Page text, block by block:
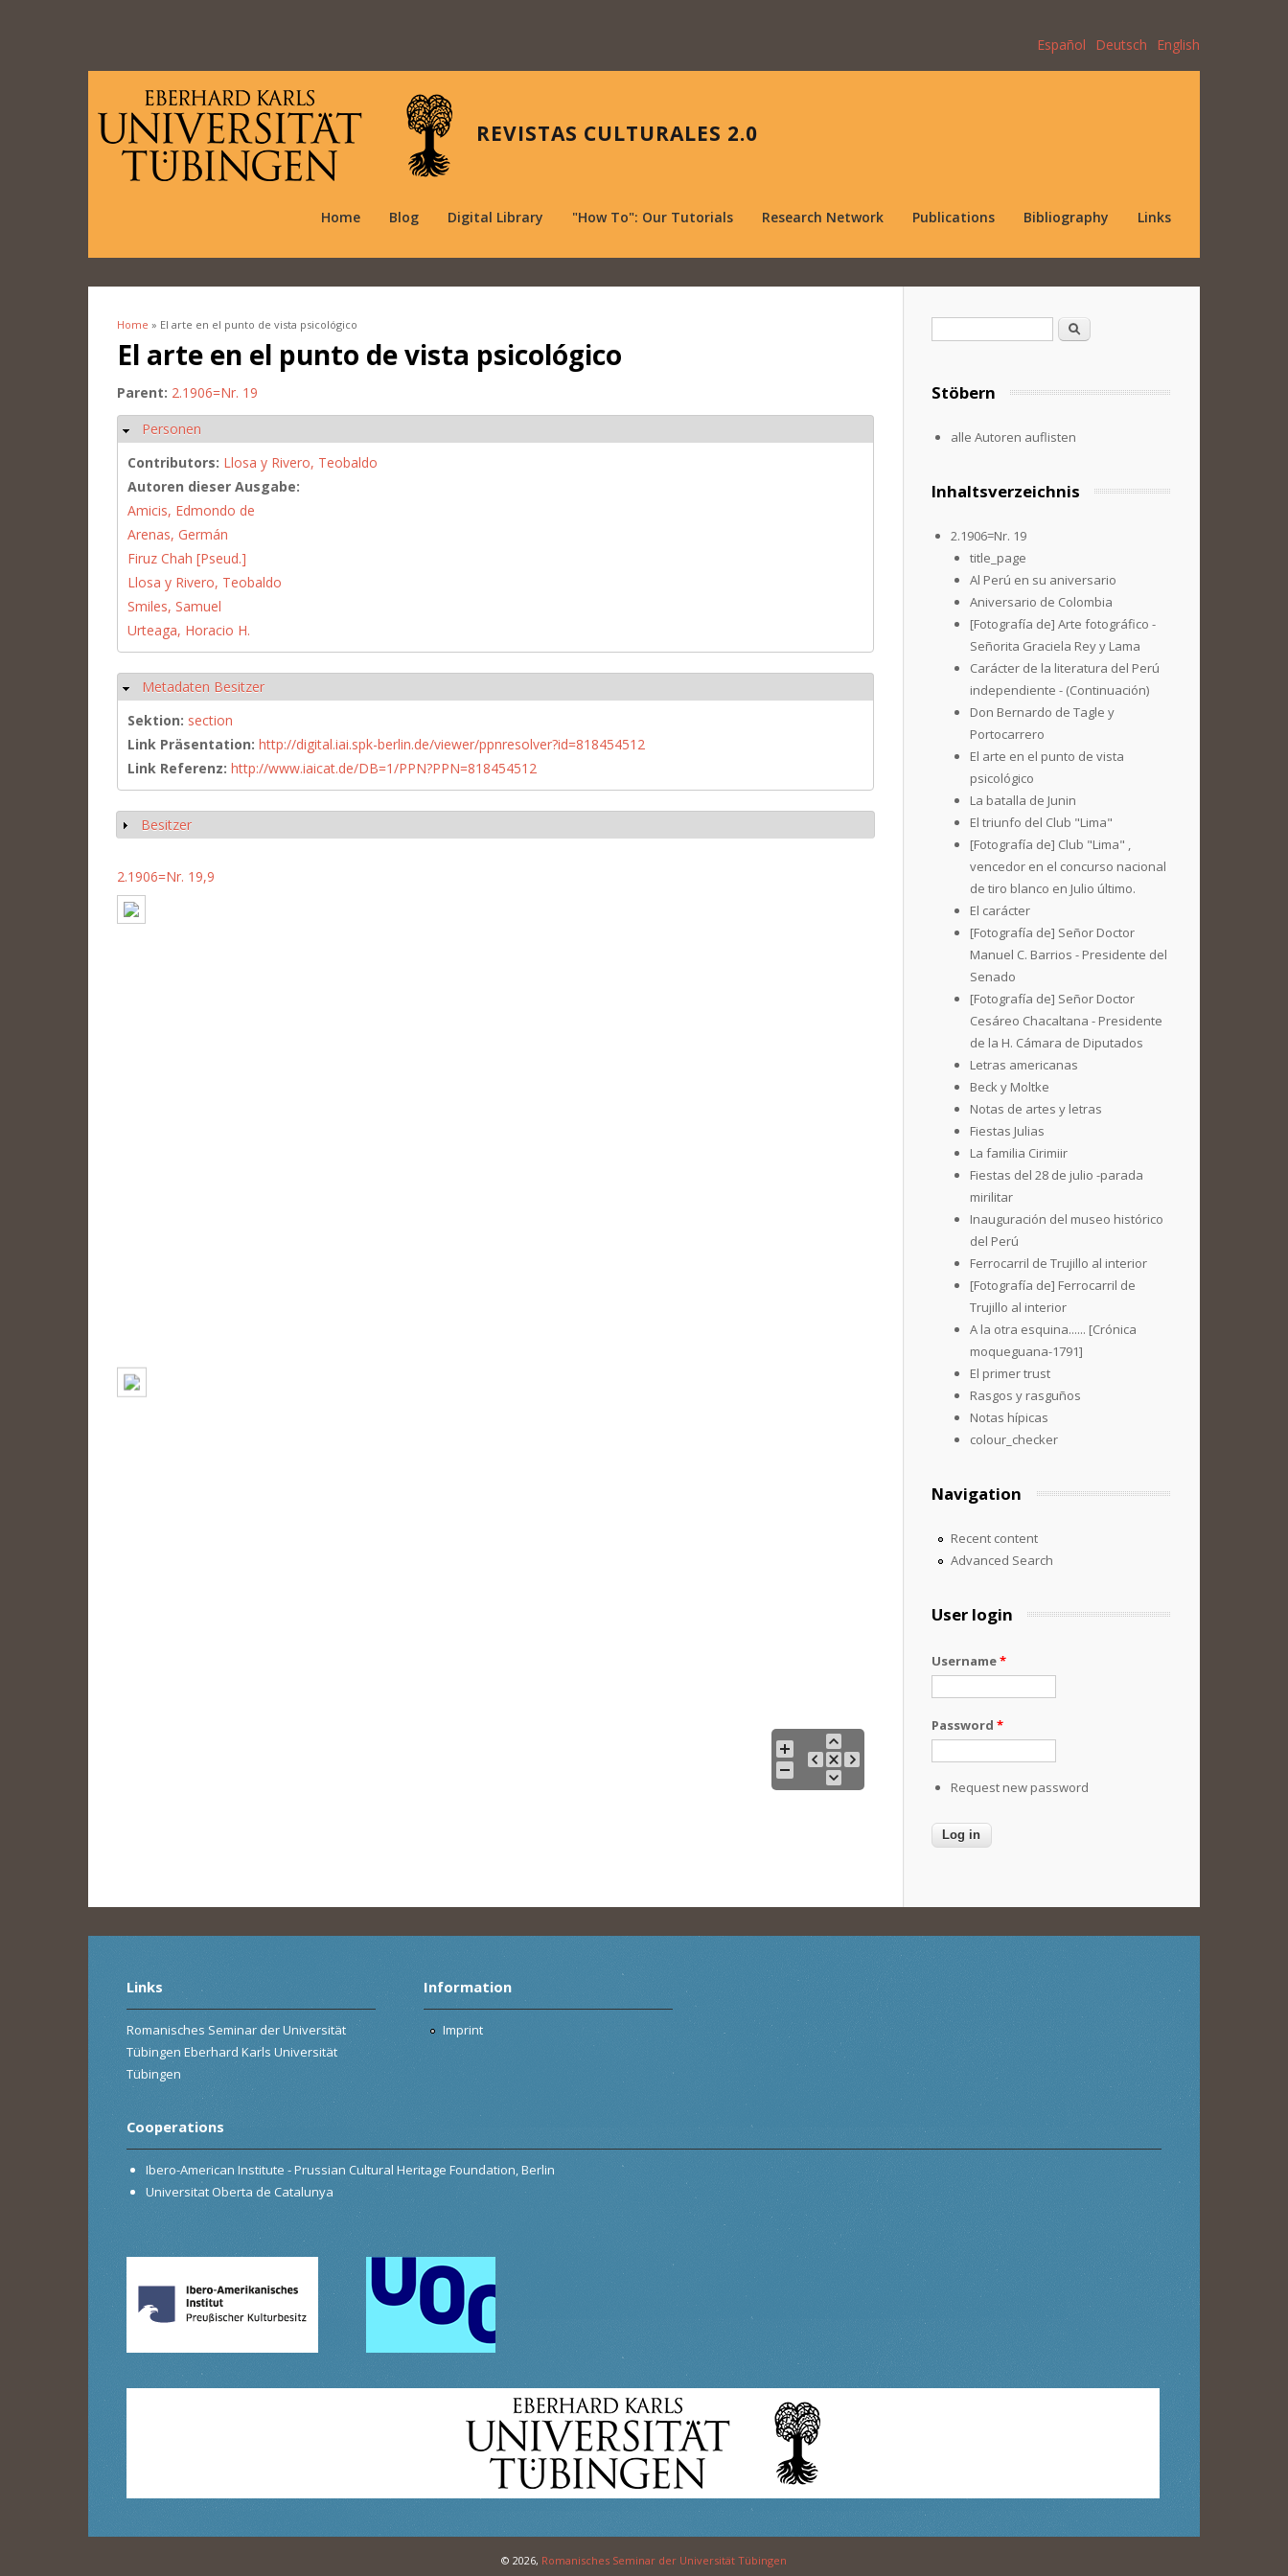
Español Deutsch English
REVISTAS CULTURALES 2.0
Home Blog Digital Library "How To": Our Tutorials Research Network Publications Bibliography Links
You are here
Home » El arte en el punto de vista psicológico
El arte en el punto de vista psicológico
Parent: 2.1906=Nr. 19
Hide
Personen
Contributors: Llosa y Rivero, Teobaldo
Autoren dieser Ausgabe:
Amicis, Edmondo de
Arenas, Germán
Firuz Chah [Pseud.]
Llosa y Rivero, Teobaldo
Smiles, Samuel
Urteaga, Horacio H.
Hide
Metadaten Besitzer
Sektion: section
Link Präsentation: http://digital.iai.spk-berlin.de/viewer/ppnresolver?id=818454512
Link Referenz: http://www.iaicat.de/DB=1/PPN?PPN=818454512
Show
Besitzer
2.1906=Nr. 19,9
Search
Stöbern
alle Autoren auflisten
Inhaltsverzeichnis
2.1906=Nr. 19
title_page
Al Perú en su aniversario
Aniversario de Colombia
[Fotografía de] Arte fotográfico -
Señorita Graciela Rey y Lama
Carácter de la literatura del Perú
independiente - (Continuación)
Don Bernardo de Tagle y
Portocarrero
El arte en el punto de vista
psicológico
La batalla de Junin
El triunfo del Club "Lima"
[Fotografía de] Club "Lima" ,
vencedor en el concurso nacional
de tiro blanco en Julio último.
El carácter
[Fotografía de] Señor Doctor
Manuel C. Barrios - Presidente del
Senado
[Fotografía de] Señor Doctor
Cesáreo Chacaltana - Presidente
de la H. Cámara de Diputados
Letras americanas
Beck y Moltke
Notas de artes y letras
Fiestas Julias
La familia Cirimiir
Fiestas del 28 de julio -parada
mirilitar
Inauguración del museo histórico
del Perú
Ferrocarril de Trujillo al interior
[Fotografía de] Ferrocarril de
Trujillo al interior
A la otra esquina...... [Crónica
moqueguana-1791]
El primer trust
Rasgos y rasguños
Notas hípicas
colour_checker
Navigation
Recent content
Advanced Search
User login
Username*
Password *
Request new password
Links
Romanisches Seminar der Universität
Tübingen Eberhard Karls Universität
Tübingen
Information
Imprint
Cooperations
Ibero-American Institute - Prussian Cultural Heritage Foundation, Berlin
Universitat Oberta de Catalunya
© 2026, Romanisches Seminar der Universität Tübingen